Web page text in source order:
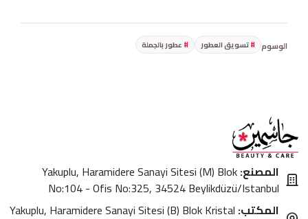
الوسوم تسويق العطور عطور بالجملة
المصنع:Yakuplu, Haramidere Sanayi Sitesi (M) Blok
No:104 - Ofis No:325, 34524 Beylikdüzü/Istanbul
المكتب: Yakuplu, Haramidere Sanayi Sitesi (B) Blok Kristal